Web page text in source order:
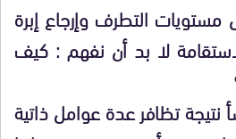
التطرف وإرجاع إبرة
لا بد أن نفهم : كيف
نتيجة تظافر عدة عوامل ذاتية